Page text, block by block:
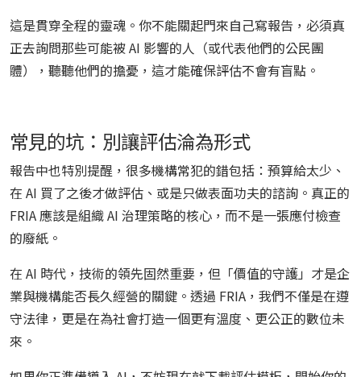
這是貫穿全程的靈魂。你不能關起門來自己寫報告，必須真
正去詢問那些可能被 AI 影響的人（或代表他們的公民團
體），聽聽他們的擔憂，這才能確保評估不會有盲點。
常見的坑：別讓評估淪為形式
報告中也特別提醒，很多機構常犯的錯包括：預算給太少、
在 AI 買了之後才做評估、或是只做表面功夫的諮詢。真正的
FRIA 應該是組織 AI 治理策略的核心，而不是一張應付檢查
的廢紙。
在 AI 時代，技術的領先固然重要，但「價值的守護」才是企
業與機構能否長久經營的關鍵。透過 FRIA，我們不僅是在遵
守法律，更是在為社會打造一個更有溫度、更公正的數位未
來。